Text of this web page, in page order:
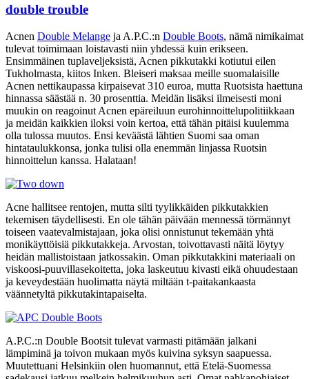
double trouble
Acnen Double Melange ja A.P.C.:n Double Boots, nämä nimikaimat
tulevat toimimaan loistavasti niin yhdessä kuin erikseen.
Ensimmäinen tuplaveljeksistä, Acnen pikkutakki kotiutui eilen
Tukholmasta, kiitos Inken. Bleiseri maksaa meille suomalaisille
Acnen nettikaupassa kirpaisevat 310 euroa, mutta Ruotsista haettuna
hinnassa säästää n. 30 prosenttia. Meidän lisäksi ilmeisesti moni
muukin on reagoinut Acnen epäreiluun eurohinnoittelupolitiikkaan
ja meidän kaikkien iloksi voin kertoa, että tähän pitäisi kuulemma
olla tulossa muutos. Ensi keväästä lähtien Suomi saa oman
hintataulukkonsa, jonka tulisi olla enemmän linjassa Ruotsin
hinnoittelun kanssa. Halataan!
Acne hallitsee rentojen, mutta silti tyylikkäiden pikkutakkien
tekemisen täydellisesti. En ole tähän päivään mennessä törmännyt
toiseen vaatevalmistajaan, joka olisi onnistunut tekemään yhtä
monikäyttöisiä pikkutakkeja. Arvostan, toivottavasti näitä löytyy
heidän mallistoistaan jatkossakin. Oman pikkutakkini materiaali on
viskoosi-puuvillasekoitetta, joka laskeutuu kivasti eikä ohuudestaan
ja keveydestään huolimatta näytä miltään t-paitakankaasta
väännetyltä pikkutakintapaiselta.
A.P.C.:n Double Bootsit tulevat varmasti pitämään jalkani
lämpiminä ja toivon mukaan myös kuivina syksyn saapuessa.
Muutettuani Helsinkiin olen huomannut, että Etelä-Suomessa